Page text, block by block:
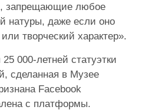
запрещающие любое
натуры, даже если оно
творческий характер».
000-летней статуэтки
сделанная в Музее
Facebook
с платформы.